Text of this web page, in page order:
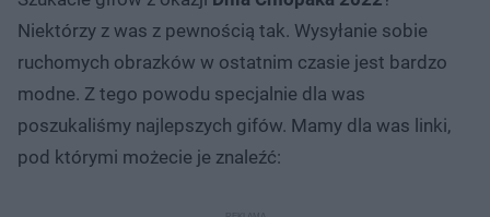
Niektórzy z was z pewnością tak. Wysyłanie sobie
ruchomych obrazków w ostatnim czasie jest bardzo
modne. Z tego powodu specjalnie dla was
poszukaliśmy najlepszych gifów. Mamy dla was linki,
pod którymi możecie je znaleźć: